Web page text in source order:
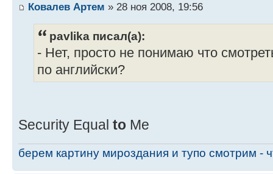
Ковалев Артем » 28 ноя 2008, 19:56
pavlika писал(а):
- Нет, просто не понимаю что
по английски?
Security Equal to Me
берем картину мироздания и тупо смотрим -